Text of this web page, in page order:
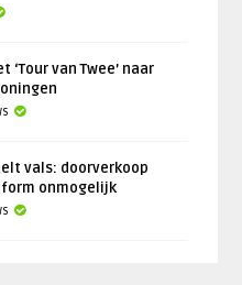
‘Tour van Twee’ naar
vals: doorverkoop
onmogelijk